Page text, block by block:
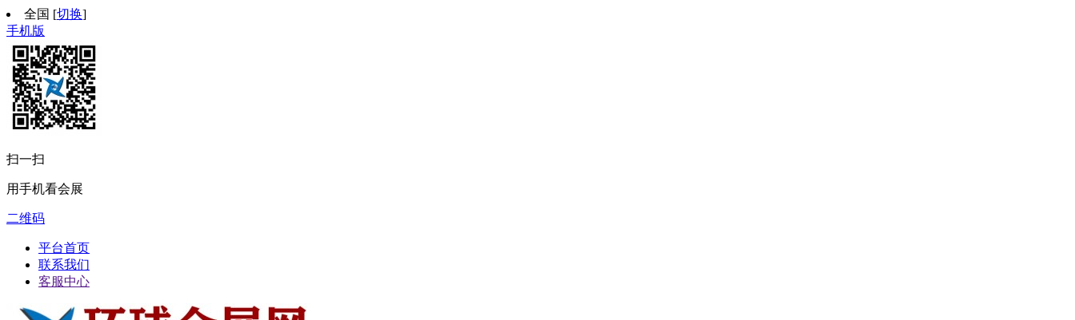
全国 [切换]
手机版
扫一扫
用手机看会展
二维码
平台首页
联系我们
客服中心